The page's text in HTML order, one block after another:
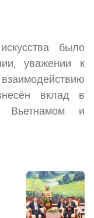
было
уважении к
вклад в
Вьетнамом и